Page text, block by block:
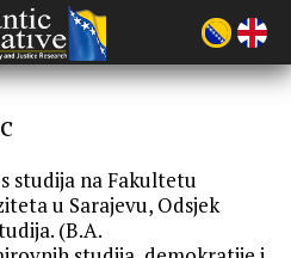
studija na Fakultetu
u Sarajevu, Odsjek
(B.A.